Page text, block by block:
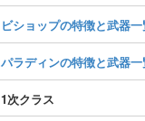
ビショップの特徴と武器
パラディンの特徴と武器
1次クラス